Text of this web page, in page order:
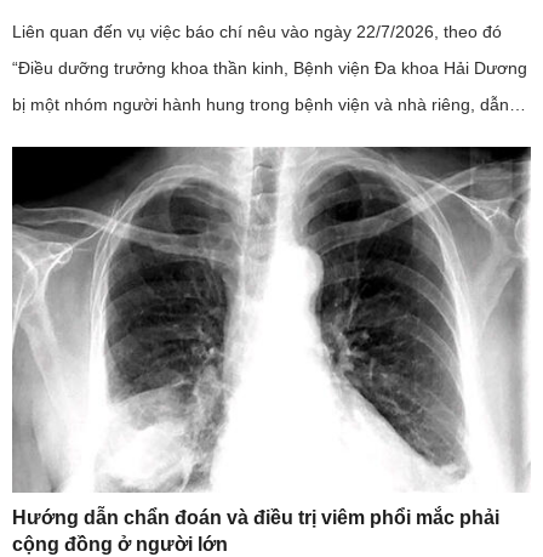
Liên quan đến vụ việc báo chí nêu vào ngày 22/7/2026, theo đó
“Điều dưỡng trưởng khoa thần kinh, Bệnh viện Đa khoa Hải Dương
bị một nhóm người hành hung trong bệnh viện và nhà riêng, dẫn
Hướng dẫn chẩn đoán và điều trị viêm phổi mắc phải
cộng đồng ở người lớn